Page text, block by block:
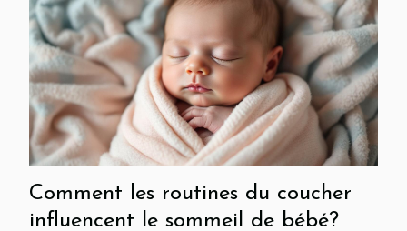
Comment les routines du coucher
influencent le sommeil de bébé?